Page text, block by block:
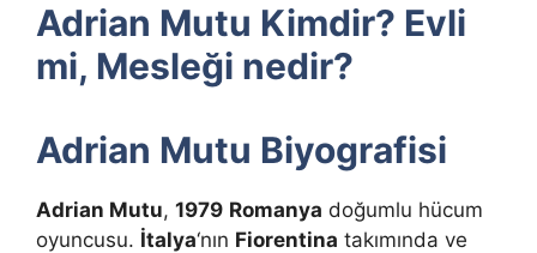
Adrian Mutu Kimdir? Evli
mi, Mesleği nedir?
Adrian Mutu Biyografisi
Adrian Mutu, 1979 Romanya doğumlu hücum
oyuncusu. İtalya‘nın Fiorentina takımında ve